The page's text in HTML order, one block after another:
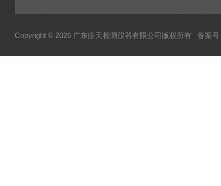
Copyright © 2026 广东皓天检测仪器有限公司版权所有 备案号